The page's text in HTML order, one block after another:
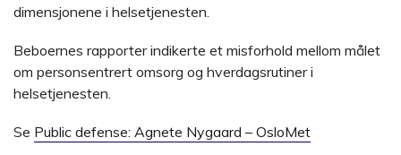
dimensjonene i helsetjenesten.
Beboernes rapporter indikerte et misforhold mellom målet
om personsentrert omsorg og hverdagsrutiner i
helsetjenesten.
Se Public defense: Agnete Nygaard – OsloMet